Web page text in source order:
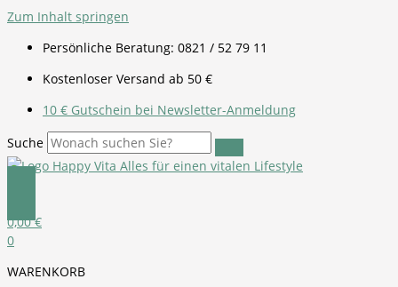
Zum Inhalt springen
Persönliche Beratung: 0821 / 52 79 11
Kostenloser Versand ab 50 €
10 € Gutschein bei Newsletter-Anmeldung
Suche
0,00€
0
WARENKORB